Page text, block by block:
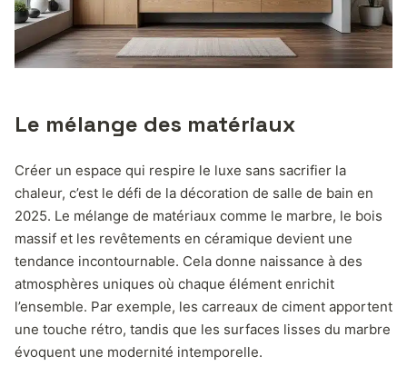
Le mélange des matériaux
Créer un espace qui respire le luxe sans sacrifier la
chaleur, c’est le défi de la décoration de salle de bain en
2025. Le mélange de matériaux comme le marbre, le bois
massif et les revêtements en céramique devient une
tendance incontournable. Cela donne naissance à des
atmosphères uniques où chaque élément enrichit
l’ensemble. Par exemple, les carreaux de ciment apportent
une touche rétro, tandis que les surfaces lisses du marbre
évoquent une modernité intemporelle.